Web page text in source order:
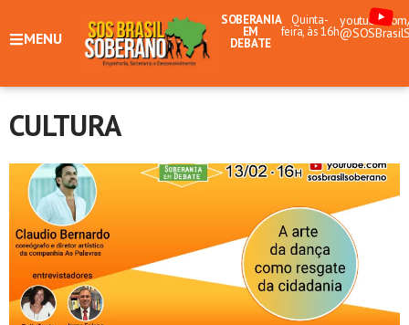
MENU
SOBERANIA
EM
DEBATE
Quinta-
feira, às 16h
CULTURA